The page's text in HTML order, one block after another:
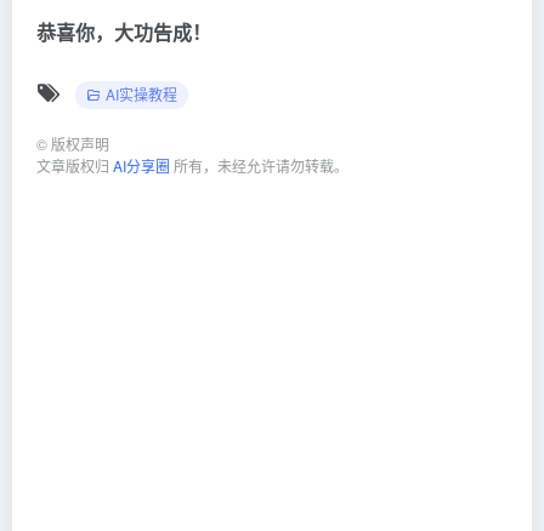
恭喜你，大功告成！
AI实操教程
©版权声明
文章版权归 AI分享圈 所有，未经允许请勿转载。